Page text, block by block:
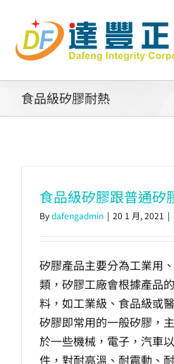
content
認識矽膠
工業零配件
矽膠客製
生產製造
食品級矽膠耐熱
食品級矽膠跟普通矽
Bydafengadmin | 20 1 月, 2021 |
矽膠產品主要分為工業用
類，矽膠工廠會根據產品
料，如工業級、食品級或
矽膠即常用的一般矽膠，
於一些機械，電子，汽車
件，對耐高溫、耐震動、